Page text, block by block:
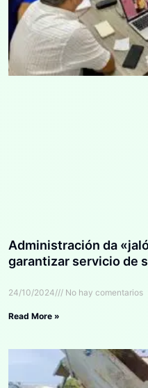
Administración da
garantizar servicio de
24/10/2024 No hay comentarios
Read More »